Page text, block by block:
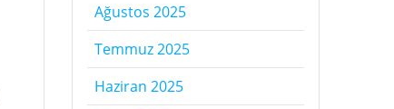
Ağustos 2025
Temmuz 2025
Haziran 2025